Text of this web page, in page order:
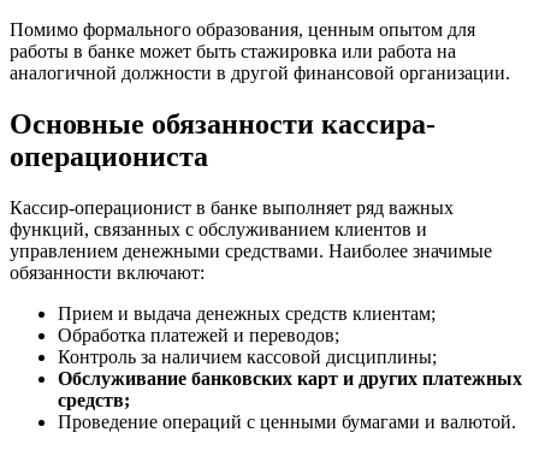
Помимо формального образования, ценным опытом для
работы в банке может быть стажировка или работа на
аналогичной должности в другой финансовой организации.
Основные обязанности кассира-
операциониста
Кассир-операционист в банке выполняет ряд важных
функций, связанных с обслуживанием клиентов и
управлением денежными средствами. Наиболее значимые
обязанности включают:
Прием и выдача денежных средств клиентам;
Обработка платежей и переводов;
Контроль за наличием кассовой дисциплины;
Обслуживание банковских карт и других платежных
средств;
Проведение операций с ценными бумагами и валютой.